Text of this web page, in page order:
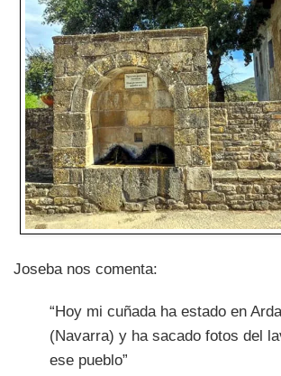
Joseba nos comenta:
“Hoy mi cuñada ha estado en
(Navarra) y ha sacado fotos del
ese pueblo”